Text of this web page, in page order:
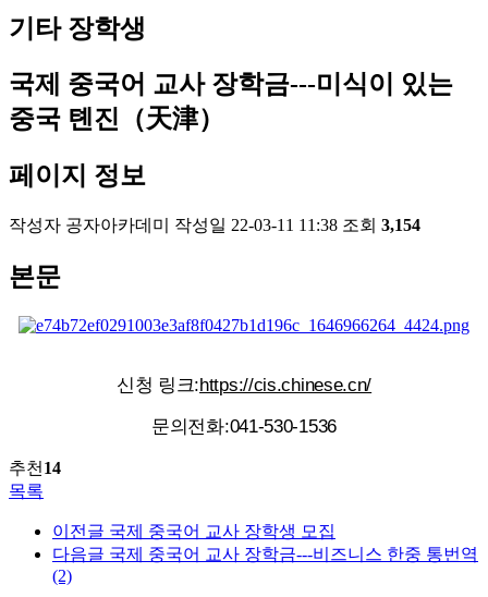
기타 장학생
국제 중국어 교사 장학금---미식이 있는
중국 톈진（天津）
페이지 정보
작성자 공자아카데미 작성일 22-03-11 11:38 조회 3,154
본문
신청 링크:https://cis.chinese.cn/
문의전화:041-530-1536
추천 14
목록
이전글 국제 중국어 교사 장학생 모집
다음글 국제 중국어 교사 장학금---비즈니스 한중 통번역
(2)